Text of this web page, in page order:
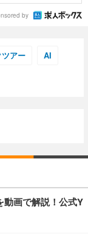
by
アー AI
動画で解説！公式Y